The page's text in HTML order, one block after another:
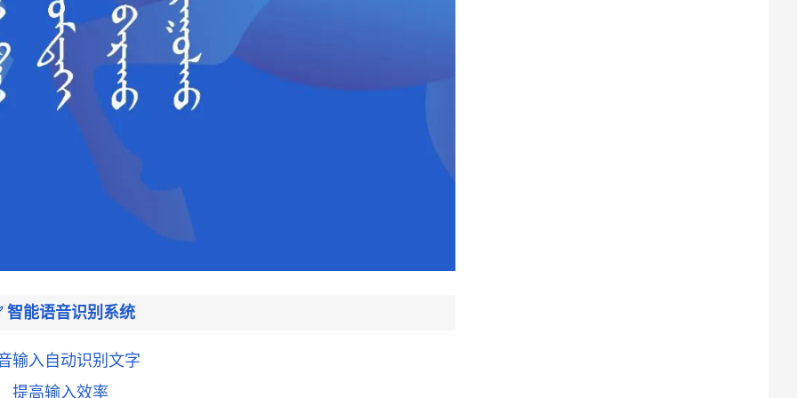
智能语音识别系统
输入自动识别文字
提高输入效率